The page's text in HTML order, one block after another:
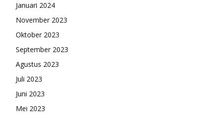
Januari 2024
November 2023
Oktober 2023
September 2023
Agustus 2023
Juli 2023
Juni 2023
Mei 2023